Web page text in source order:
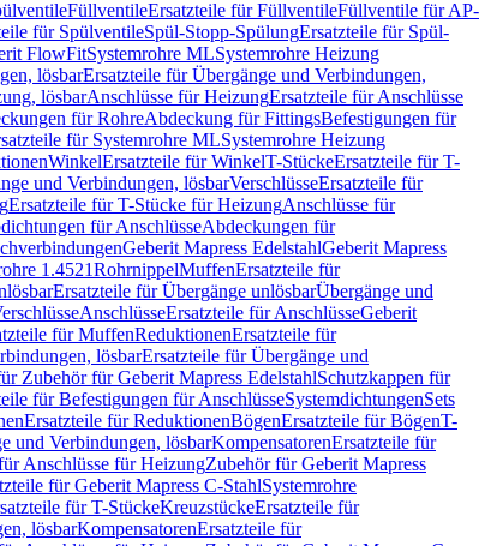
FüllventileErsatzteile für FüllventileFüllventile für AP-
für SpülventileSpül-Stopp-SpülungErsatzteile für Spül-
FlowFitSystemrohre MLSystemrohre Heizung
lösbarErsatzteile für Übergänge und Verbindungen,
lösbarAnschlüsse für HeizungErsatzteile für Anschlüsse
für RohreAbdeckung für FittingsBefestigungen für
für Systemrohre MLSystemrohre Heizung
WinkelErsatzteile für WinkelT-StückeErsatzteile für T-
und Verbindungen, lösbarVerschlüsseErsatzteile für
Ersatzteile für T-Stücke für HeizungAnschlüsse für
für AnschlüsseAbdeckungen für
Geberit Mapress EdelstahlGeberit Mapress
1.4521RohrnippelMuffenErsatzteile für
Ersatzteile für Übergänge unlösbarÜbergänge und
AnschlüsseErsatzteile für AnschlüsseGeberit
für MuffenReduktionenErsatzteile für
lösbarErsatzteile für Übergänge und
Zubehör für Geberit Mapress EdelstahlSchutzkappen für
für Befestigungen für AnschlüsseSystemdichtungenSets
Ersatzteile für ReduktionenBögenErsatzteile für BögenT-
und Verbindungen, lösbarKompensatorenErsatzteile für
Anschlüsse für HeizungZubehör für Geberit Mapress
für Geberit Mapress C-StahlSystemrohre
für T-StückeKreuzstückeErsatzteile für
lösbarKompensatorenErsatzteile für